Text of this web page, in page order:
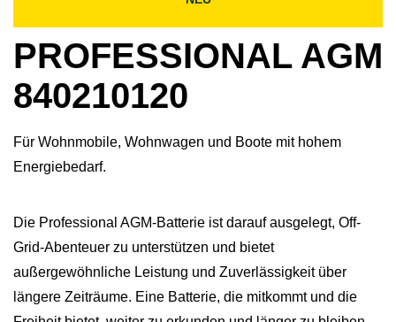
PROFESSIONAL AGM
840210120
Für Wohnmobile, Wohnwagen und Boote mit hohem
Energiebedarf.
Die Professional AGM-Batterie ist darauf ausgelegt, Off-
Grid-Abenteuer zu unterstützen und bietet
außergewöhnliche Leistung und Zuverlässigkeit über
längere Zeiträume. Eine Batterie, die mitkommt und die